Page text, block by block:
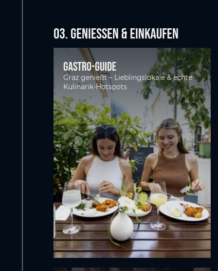
03. GENIESSEN & EINKAUFEN
Gastro-Guide
Graz genießt – Lieblingslokale & echte
Kulinarik-Hotspots